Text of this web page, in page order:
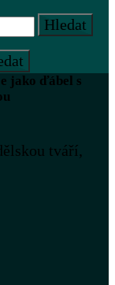
jako ďábel s
tváří,